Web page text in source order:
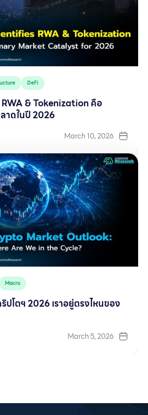
DeFi
& Tokenization คือ
าดในปี 2026
March 10, 2026
Macro
โตฯ 2026 เราอยู่ตรงไหนของ
March 5, 2026